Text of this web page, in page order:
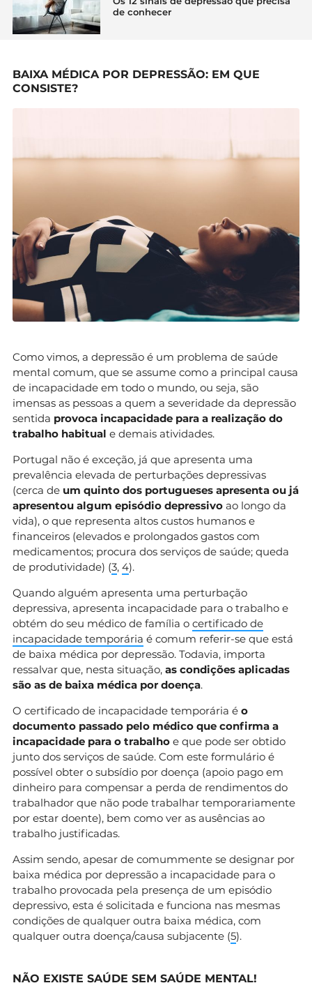
de conhecer
BAIXA MÉDICA POR DEPRESSÃO: EM QUE
CONSISTE?
Como vimos, a depressão é um problema de saúde
mental comum, que se assume como a principal causa
de incapacidade em todo o mundo, ou seja, são
imensas as pessoas a quem a severidade da depressão
sentida provoca incapacidade para a realização do
trabalho habitual e demais atividades.
Portugal não é exceção, já que apresenta uma
prevalência elevada de perturbações depressivas
(cerca de um quinto dos portugueses apresenta ou já
apresentou algum episódio depressivo ao longo da
vida), o que representa altos custos humanos e
financeiros (elevados e prolongados gastos com
medicamentos; procura dos serviços de saúde; queda
de produtividade) (3, 4).
Quando alguém apresenta uma perturbação
depressiva, apresenta incapacidade para o trabalho e
obtém do seu médico de família o certificado de
incapacidade temporária é comum referir-se que está
de baixa médica por depressão. Todavia, importa
ressalvar que, nesta situação, as condições aplicadas
são as de baixa médica por doença.
O certificado de incapacidade temporária é o
documento passado pelo médico que confirma a
incapacidade para o trabalho e que pode ser obtido
junto dos serviços de saúde. Com este formulário é
possível obter o subsídio por doença (apoio pago em
dinheiro para compensar a perda de rendimentos do
trabalhador que não pode trabalhar temporariamente
por estar doente), bem como ver as ausências ao
trabalho justificadas.
Assim sendo, apesar de comummente se designar por
baixa médica por depressão a incapacidade para o
trabalho provocada pela presença de um episódio
depressivo, esta é solicitada e funciona nas mesmas
condições de qualquer outra baixa médica, com
qualquer outra doença/causa subjacente (5).
NÃO EXISTE SAÚDE SEM SAÚDE MENTAL!